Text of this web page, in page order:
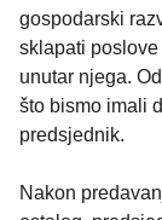
gospodarski
sklapati
unutar njega.
što bismo imali
predsjednik.
Nakon